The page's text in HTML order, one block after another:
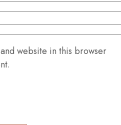
website in this browser